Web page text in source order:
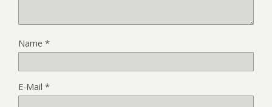
Name *
E-Mail *